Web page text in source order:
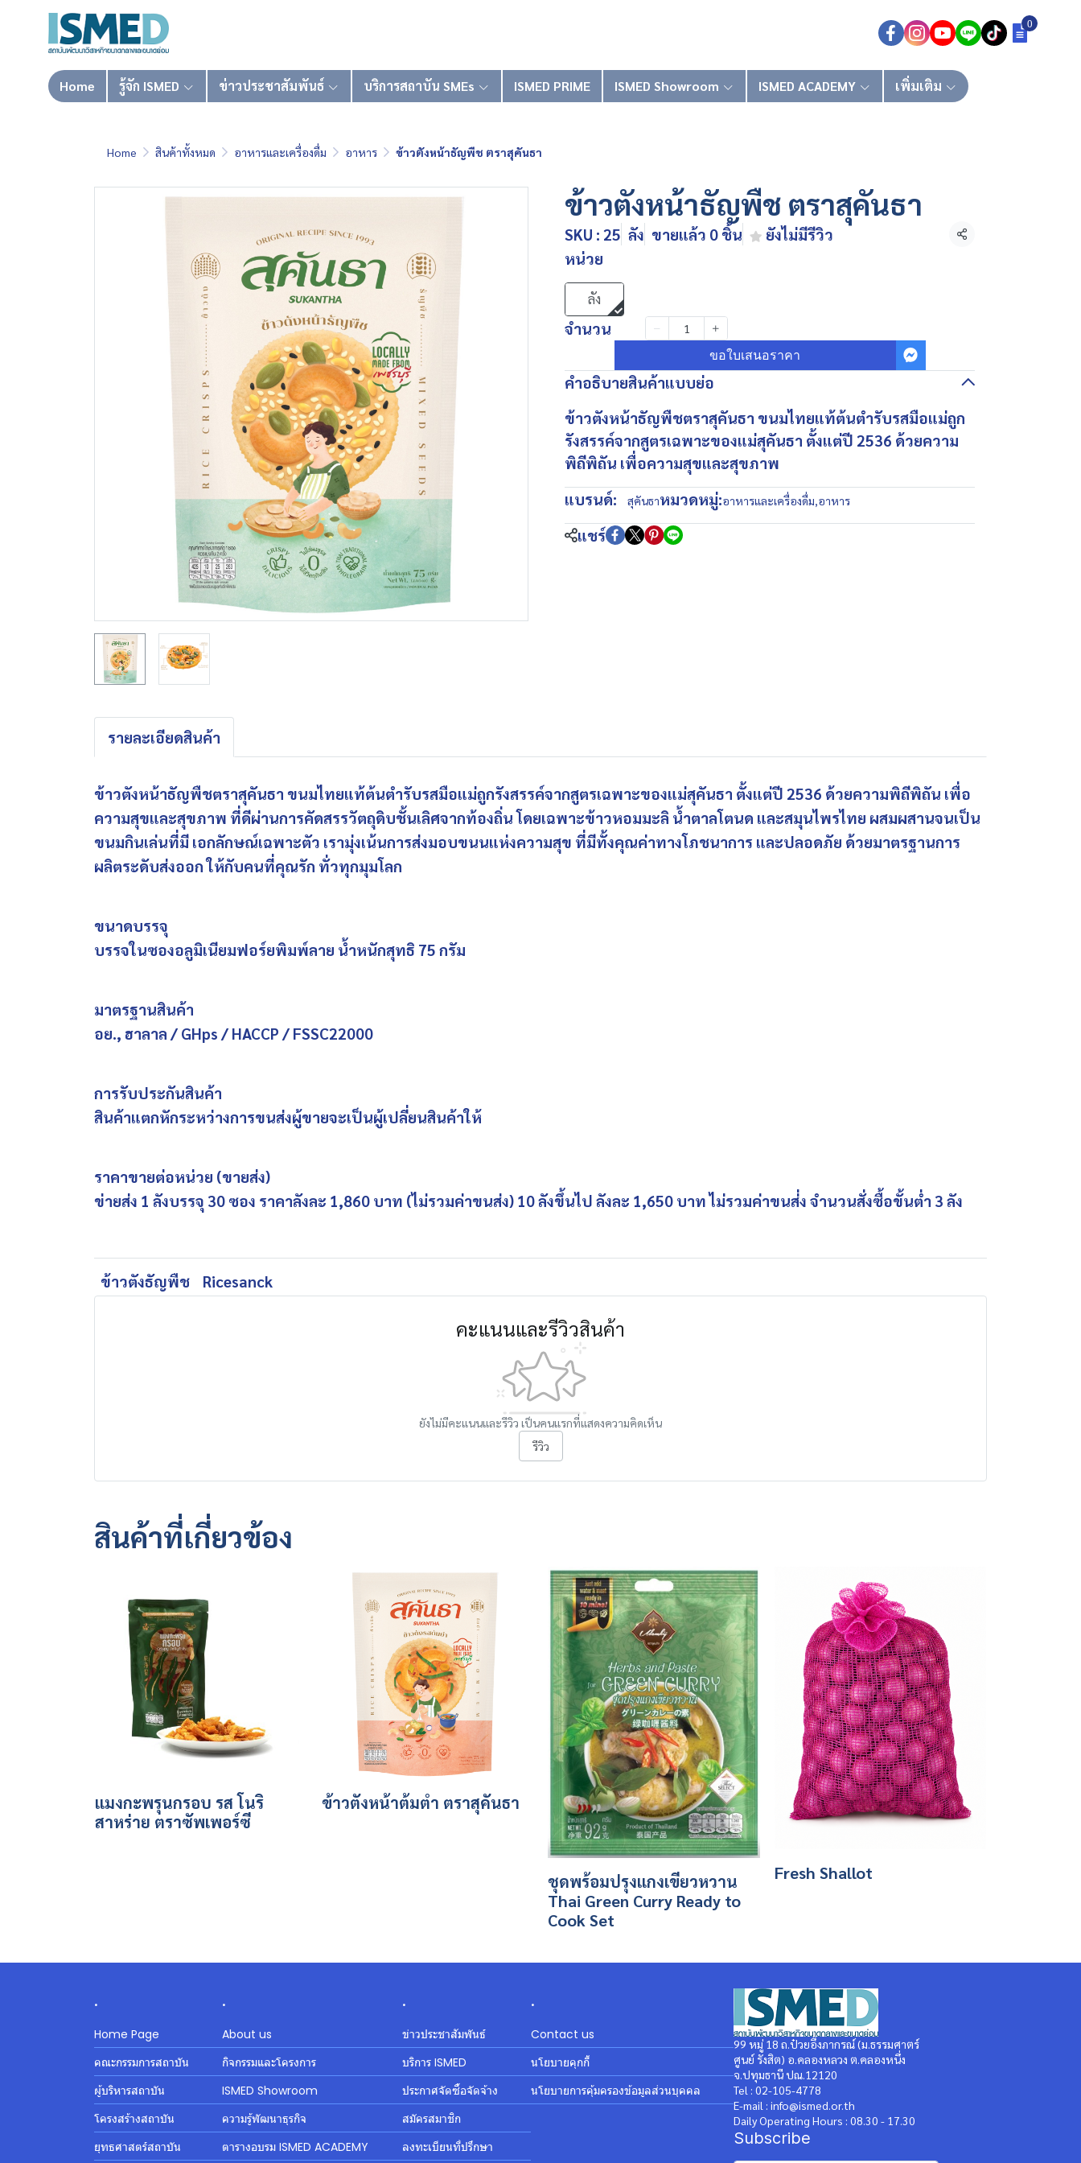
0
Home รู้จัก ISMED ข่าวประชาสัมพันธ์ บริการสถาบัน SMEs ISMED PRIME ISMED Showroom ISMED ACADEMY เพิ่มเติม
Home สินค้าทั้งหมด อาหารและเครื่องดื่ม อาหาร ข้าวตังหน้าธัญพืช ตราสุคันธา
ข้าวตังหน้าธัญพืช ตราสุคันธา
SKU : 25 ลัง ขายแล้ว 0 ชิ้น ยังไม่มีรีวิว แชร์
หน่วย
ลัง
จำนวน
ขอใบเสนอราคา
คำอธิบายสินค้าแบบย่อ
ข้าวตังหน้าธัญพืชตราสุคันธา ขนมไทยแท้ต้นตำรับรสมือแม่ถูก
รังสรรค์จากสูตรเฉพาะของแม่สุคันธา ตั้งแต่ปี 2536 ด้วยความ
พิถีพิถัน เพื่อความสุขและสุขภาพ
แบรนด์:
สุคันธาหมวดหมู่:อาหารและเครื่องดื่ม,อาหาร
แชร์
รายละเอียดสินค้า
ข้าวตังหน้าธัญพืชตราสุคันธา ขนมไทยแท้ต้นตำรับรสมือแม่ถูกรังสรรค์จากสูตรเฉพาะของแม่สุคันธา ตั้งแต่ปี 2536 ด้วยความพิถีพิถัน เพื่อ
ความสุขและสุขภาพ ที่ดีผ่านการคัดสรรวัตถุดิบชั้นเลิศจากท้องถิ่น โดยเฉพาะข้าวหอมมะลิ นํ้าตาลโตนด และสมุนไพรไทย ผสมผสานจนเป็น
ขนมกินเล่นที่มี เอกลักษณ์เฉพาะตัว เรามุ่งเน้นการส่งมอบขนนแห่งความสุข ที่มีทั้งคุณค่าทางโภชนาการ และปลอดภัย ด้วยมาตรฐานการ
ผลิตระดับส่งออก ให้กับคนที่คุณรัก ทั่วทุกมุมโลก
ขนาดบรรจุ
บรรจในซองอลูมิเนียมฟอร์ยพิมพ์ลาย น้ำหนักสุทธิ 75 กรัม
มาตรฐานสินค้า
อย., ฮาลาล / GHps / HACCP / FSSC22000
การรับประกันสินค้า
สินค้าแตกหักระหว่างการขนส่งผู้ขายจะเป็นผู้เปลี่ยนสินค้าให้
ราคาขายต่อหน่วย (ขายส่ง)
ข่ายส่ง 1 ลังบรรจุ 30 ซอง ราคาลังละ 1,860 บาท (ไม่รวมค่าขนส่ง) 10 ลังขึ้นไป ลังละ 1,650 บาท ไม่รวมค่าขนส่่ง จำนวนสั่งซื้อขั้นต่ำ 3 ลัง
ข้าวตังธัญพืช Ricesanck
คะแนนและรีวิวสินค้า
ยังไม่มีคะแนนและรีวิว เป็นคนแรกที่แสดงความคิดเห็น
รีวิว
สินค้าที่เกี่ยวข้อง
แมงกะพรุนกรอบ รส โนริ
สาหร่าย ตราซัพเพอร์ซี
ข้าวตังหน้าต้มตำ ตราสุคันธา
ชุดพร้อมปรุงแกงเขียวหวาน
Thai Green Curry Ready to
Cook Set
Fresh Shallot
.
Home Page
คณะกรรมการสถาบัน
ผู้บริหารสถาบัน
โครงสร้างสถาบัน
ยุทธศาสตร์สถาบัน
.
About us
กิจกรรมและโครงการ
ISMED Showroom
ความรู้พัฒนาธุรกิจ
ตารางอบรม ISMED ACADEMY
.
ข่าวประชาสัมพันธ์
บริการ ISMED
ประกาศจัดซื้อจัดจ้าง
สมัครสมาชิก
ลงทะเบียนที่ปรึกษา
.
Contact us
นโยบายคุกกี้
นโยบายการคุ้มครองข้อมูลส่วนบุคคล
99 หมู่ 18 ถ.ป๋วยอึ๊งภากรณ์ (ม.ธรรมศาตร์
ศูนย์ รังสิต) อ.คลองหลวง ต.คลองหนึ่ง
จ.ปทุมธานี ปณ.12120
Tel : 02-105-4778
E-mail : info@ismed.or.th
Daily Operating Hours : 08.30 - 17.30
Subscribe